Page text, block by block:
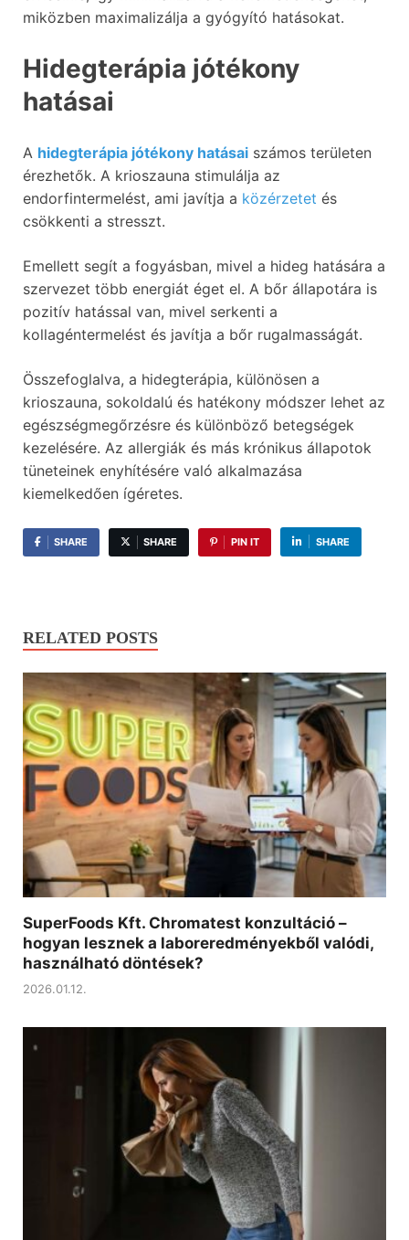
miközben maximalizálja a gyógyító hatásokat.
Hidegterápia jótékony
hatásai
A hidegterápia jótékony hatásai számos területen
érezhetők. A krioszauna stimulálja az
endorfintermelést, ami javítja a közérzetet és
csökkenti a stresszt.
Emellett segít a fogyásban, mivel a hideg hatására a
szervezet több energiát éget el. A bőr állapotára is
pozitív hatással van, mivel serkenti a
kollagéntermelést és javítja a bőr rugalmasságát.
Összefoglalva, a hidegterápia, különösen a
krioszauna, sokoldalú és hatékony módszer lehet az
egészségmegőrzésre és különböző betegségek
kezelésére. Az allergiák és más krónikus állapotok
tüneteinek enyhítésére való alkalmazása
kiemelkedően ígéretes.
SHARE SHARE PIN IT SHARE
RELATED POSTS
SuperFoods Kft. Chromatest konzultáció –
hogyan lesznek a laboreredményekből valódi,
használható döntések?
2026.01.12.